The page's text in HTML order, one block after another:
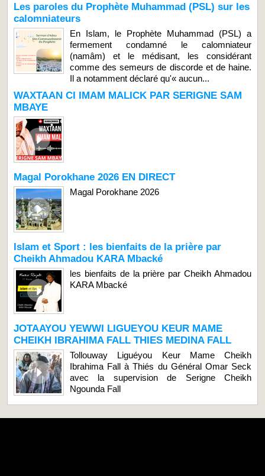
Les paroles du Prophète Muhammad (PSL) sur les
calomniateurs
En Islam, le Prophète Muhammad (PSL) a
fermement condamné le calomniateur
(namâm) et le médisant, les considérant
comme des semeurs de discorde et de haine.
Il a notamment déclaré qu'« aucun...
WAXTAAN CI IMAM MALICK PAR SERIGNE SAM
MBAYE
Magal Porokhane 2026 EN DIRECT
Magal Porokhane 2026
Islam et Sport : les bienfaits de la prière par
Cheikh Ahmadou KARA Mbacké
les bienfaits de la prière par Cheikh Ahmadou
KARA Mbacké
JOTAAYOU YEWWI LIGUEYOU KEUR MAME
CHEIKH IBRAHIMA FALL THIES MEDINA FALL
Tollouway Liguéyou Keur Mame Cheikh
Ibrahima Fall à Thiés du Général Omar Seck
avec la supervision de Serigne Cheikh
Ngounda Fall